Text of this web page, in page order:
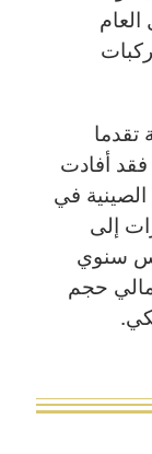
تقدما
أفادت
الصينية في
إلى
على أساس سنوي
ليصل إجمالي حجم